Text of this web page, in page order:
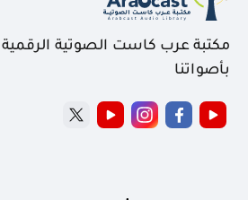
مكتبة عرب كاست الصوتية
بأصواتنا